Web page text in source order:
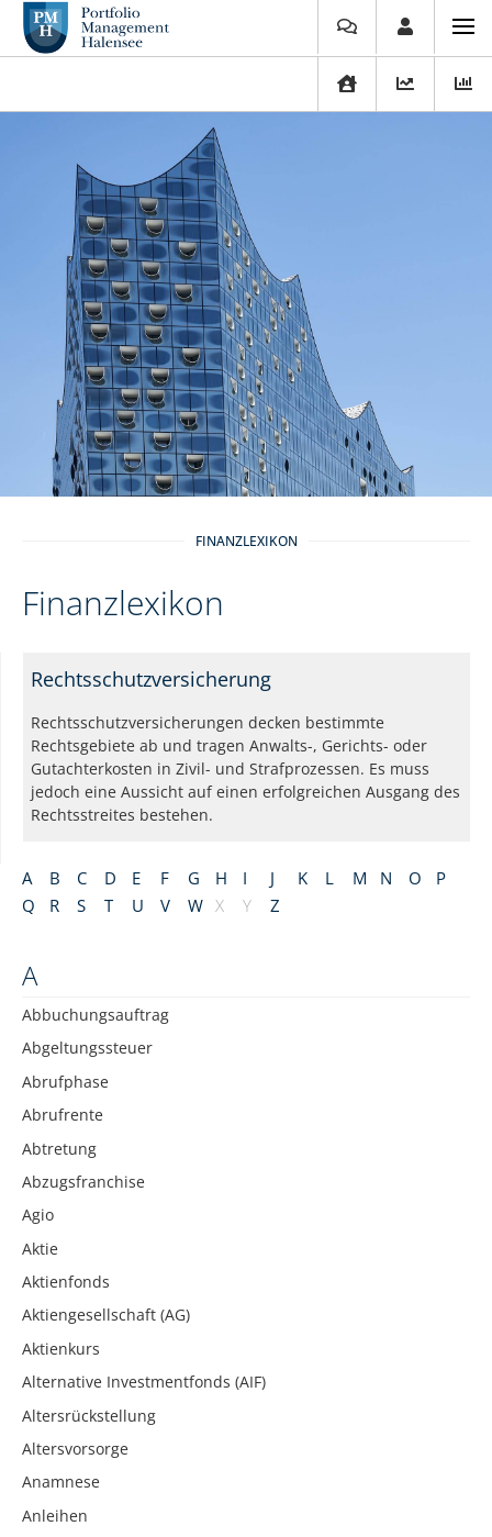
FINANZLEXIKON
Finanzlexikon
A B C D E F G H I J K L M N O
P
Q
R S T U V W X Y Z
A
Abbuchungsauftrag
Abgeltungssteuer
Abrufphase
Abrufrente
Abtretung
Abzugsfranchise
Agio
Aktie
Aktienfonds
Aktiengesellschaft (AG)
Aktienkurs
Alternative Investmentfonds (AIF)
Altersrückstellung
Altersvorsorge
Anamnese
Anleihen
Rechtsschutzversicherung
Rechtsschutzversicherungen decken bestimmte
Rechtsgebiete ab und tragen Anwalts-, Gerichts- oder
Gutachterkosten in Zivil- und Strafprozessen. Es muss
jedoch eine Aussicht auf einen erfolgreichen Ausgang des
Rechtsstreites bestehen.